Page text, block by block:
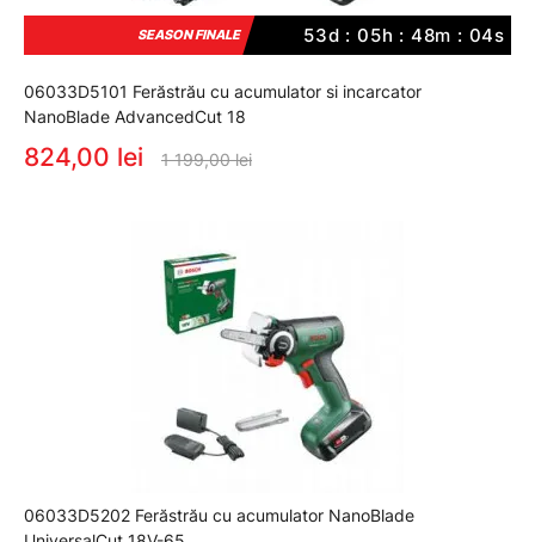
SEASON FINALE 53d : 05h : 48m : 03s
06033D5101 Ferăstrău cu acumulator si incarcator
NanoBlade AdvancedCut 18
824,00 lei 1 199,00 lei
06033D5202 Ferăstrău cu acumulator NanoBlade